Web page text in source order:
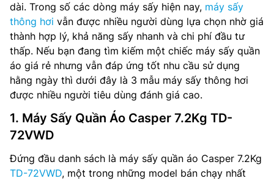
dài. Trong số các dòng máy sấy hiện nay, máy sấy
thông hơi vẫn được nhiều người dùng lựa chọn nhờ giá
thành hợp lý, khả năng sấy nhanh và chi phí đầu tư
thấp. Nếu bạn đang tìm kiếm một chiếc máy sấy quần
áo giá rẻ nhưng vẫn đáp ứng tốt nhu cầu sử dụng
hằng ngày thì dưới đây là 3 mẫu máy sấy thông hơi
được nhiều người tiêu dùng đánh giá cao.
1. Máy Sấy Quần Áo Casper 7.2Kg TD-
72VWD
Đứng đầu danh sách là máy sấy quần áo Casper 7.2Kg
TD-72VWD, một trong những model bán chạy nhất